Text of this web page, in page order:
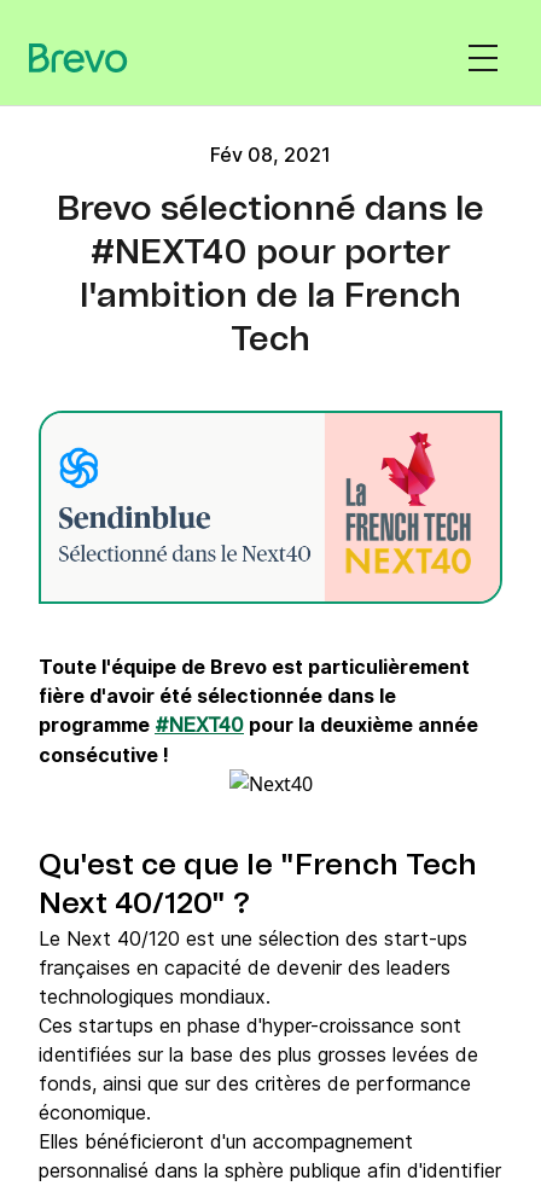
Fév 08, 2021
Brevo sélectionné dans le
#NEXT40 pour porter
l'ambition de la French
Tech
Toute l'équipe de Brevo est particulièrement
fière d'avoir été sélectionnée dans le
programme #NEXT40 pour la deuxième année
consécutive !
Qu'est ce que le "French Tech
Next 40/120" ?
Le Next 40/120 est une sélection des start-ups
françaises en capacité de devenir des leaders
technologiques mondiaux.
Ces startups en phase d'hyper-croissance sont
identifiées sur la base des plus grosses levées de
fonds, ainsi que sur des critères de performance
économique.
Elles bénéficieront d'un accompagnement
personnalisé dans la sphère publique afin d'identifier